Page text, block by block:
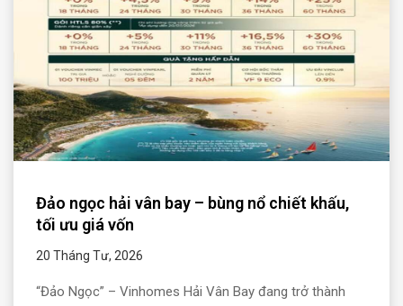
Đảo ngọc hải vân bay – bùng nổ chiết khấu,
tối ưu giá vốn
20 Tháng Tư, 2026
“Đảo Ngọc” – Vinhomes Hải Vân Bay đang trở thành